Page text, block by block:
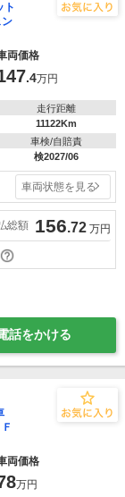
ト
両価格
.4万円
走行距離
11122Km
車検/自賠責
検2027/06
車両状態を見る
総額 156.72 万円
話をかける
両価格
万円